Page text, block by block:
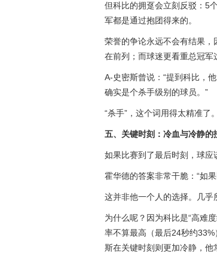
但科比的拥趸会立刻反驳：5
军都是通过抱团得来的。
荣誉的争论永远不会有结果
在前列；而球迷更看重总冠军
A-史密斯曾说：“提到科比，
确实是个杀手级别的球员。”
“杀手”，这个词用得太精准了。
五、关键时刻：冷血与冷静的
如果比赛到了最后时刻，球应
霍华德的答案非常干脆：“如
这并非他一个人的选择。几乎
为什么呢？因为科比是“高难
率不算最高（最后24秒约
斯在关键时刻则更加冷静，